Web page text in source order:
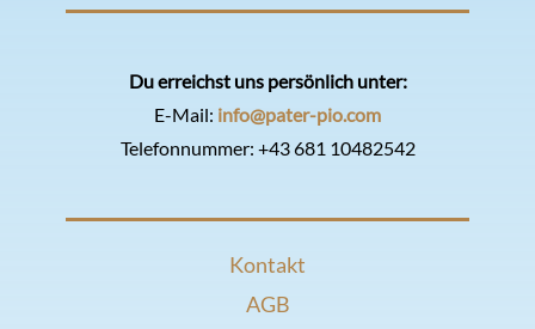
Du erreichst uns persönlich unter:
E-Mail: info@pater-pio.com
Telefonnummer: +43 681 10482542
Kontakt
AGB